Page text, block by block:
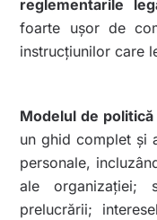
reglementarile
foarte ușor de
instrucțiunilor care
Modelul de
un ghid complet și
personale,
ale organizației;
prelucrării;